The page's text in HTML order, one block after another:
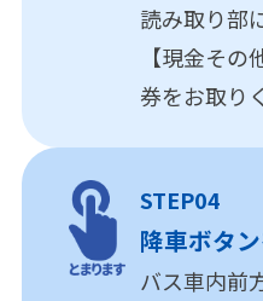
読み取り部
【現金そ
券をお取り
STEP04
降車ボタ
バス車内前